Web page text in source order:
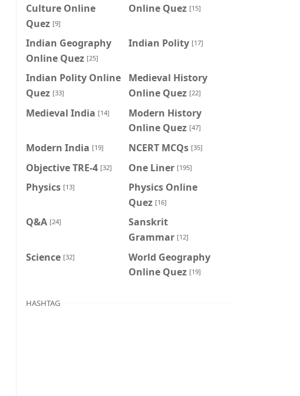
Culture Online
Quez [9]
Online Quez [15]
Indian Geography
Online Quez [25]
Indian Polity [17]
Indian Polity Online
Quez [33]
Medieval History
Online Quez [22]
Medieval India [14]
Modern History
Online Quez [47]
Modern India [19] NCERT MCQs [35]
Objective TRE-4 [32] One Liner [195]
Physics [13]
Physics Online
Quez [16]
Q&A [24]
Sanskrit
Grammar [12]
Science [32]
World Geography
Online Quez [19]
HASHTAG